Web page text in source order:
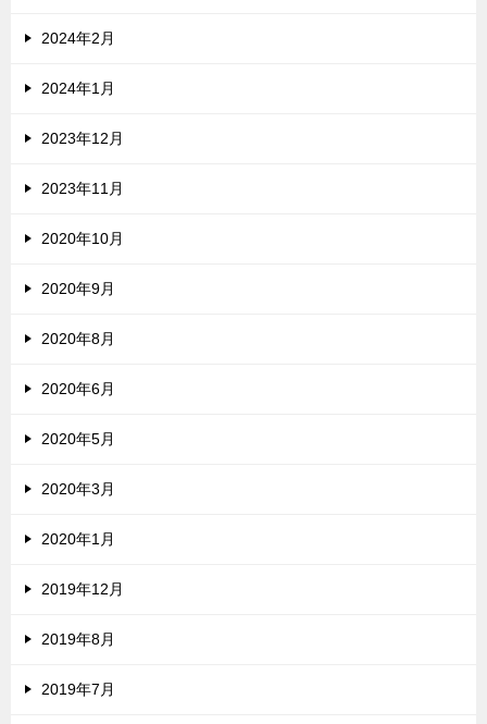
2024年2月
2024年1月
2023年12月
2023年11月
2020年10月
2020年9月
2020年8月
2020年6月
2020年5月
2020年3月
2020年1月
2019年12月
2019年8月
2019年7月